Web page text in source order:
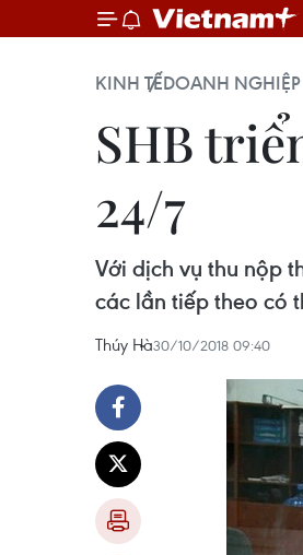
KINH TẾDOANH NGHIỆP
SHB
24/7
Với dịch vụ thu nộp
các lần tiếp theo có
Thúy Hà30/10/2018 09:40